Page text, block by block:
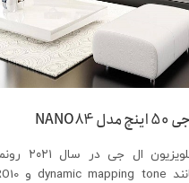
مدل NANO84
این مدل